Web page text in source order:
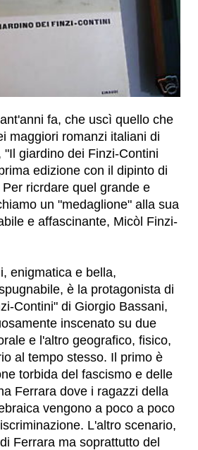
fa, che uscì quello che
maggiori romanzi italiani di
giardino dei Finzi-Contini
edizione con il dipinto di
ricrdare quel grande e
un "medaglione" alla sua
e affascinante, Micòl Finzi-
enigmatica e bella,
è la protagonista di
Contini" di Giorgio Bassani,
inscenato su due
e l'altro geografico, fisico,
al tempo stesso. Il primo è
torbida del fascismo e delle
Ferrara dove i ragazzi della
vengono a poco a poco
L'altro scenario,
Ferrara ma soprattutto del